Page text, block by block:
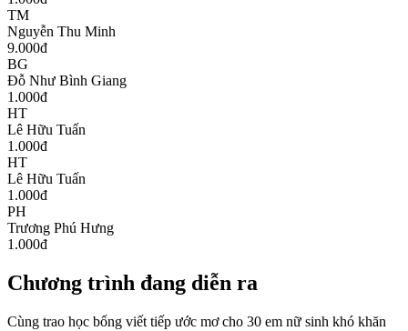
TM
Nguyễn Thu Minh
9.000đ
BG
Đỗ Như Bình Giang
1.000đ
HT
Lê Hữu Tuấn
1.000đ
HT
Lê Hữu Tuấn
1.000đ
PH
Trương Phú Hưng
1.000đ
Chương trình đang diễn ra
Cùng trao học bổng viết tiếp ước mơ cho 30 em nữ sinh khó khăn